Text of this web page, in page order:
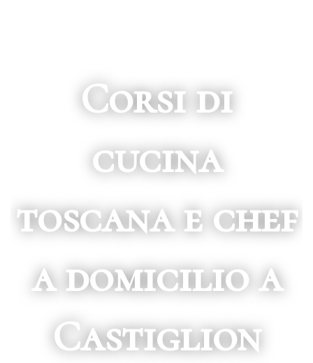
Corsi di
cucina
toscana e chef
a domicilio a
Castiglion